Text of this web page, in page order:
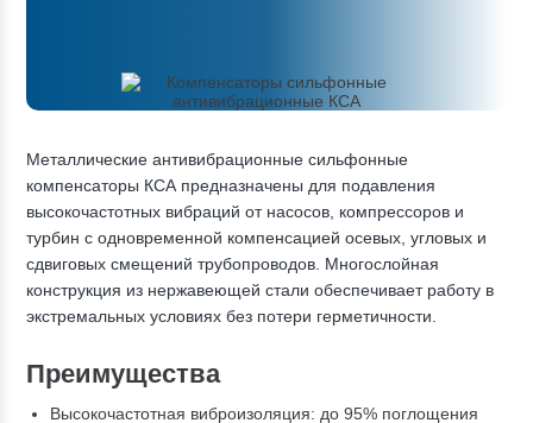
Металлические антивибрационные сильфонные
компенсаторы КСА предназначены для подавления
высокочастотных вибраций от насосов, компрессоров и
турбин с одновременной компенсацией осевых, угловых и
сдвиговых смещений трубопроводов. Многослойная
конструкция из нержавеющей стали обеспечивает работу в
экстремальных условиях без потери герметичности.
Преимущества
Высокочастотная виброизоляция: до 95% поглощения